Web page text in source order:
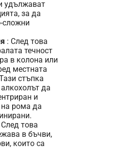
удължават
за да
сложни
: След това
течност
в колона или
местната
стъпка
да
и
рома да
След това
в бъчви,
които са